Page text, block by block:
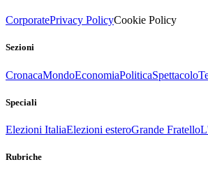
CorporatePrivacy PolicyCookie Policy
Sezioni
CronacaMondoEconomiaPoliticaSpettacolo
Speciali
Elezioni ItaliaElezioni esteroGrande Fratello
Rubriche